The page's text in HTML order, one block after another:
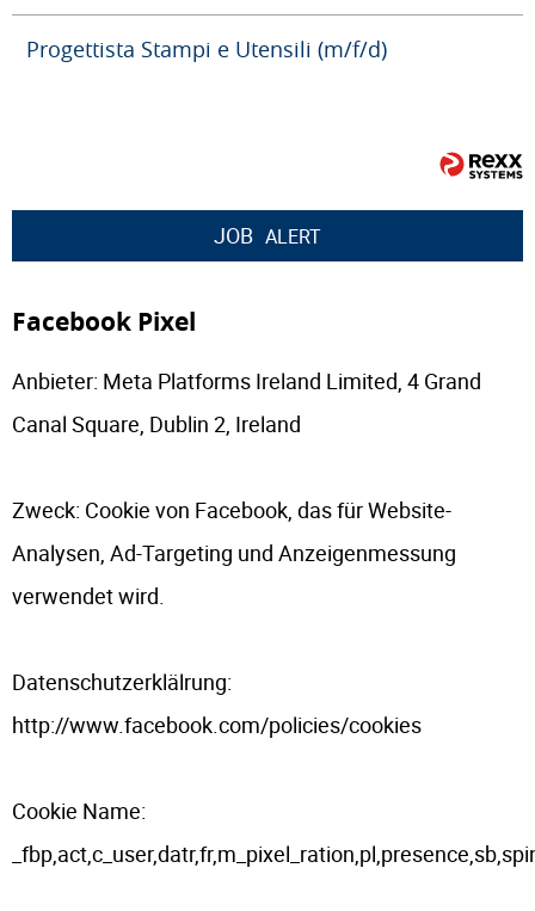
Progettista Stampi e Utensili (m/f/d)
JOB ALERT
Facebook Pixel
Anbieter: Meta Platforms Ireland Limited, 4 Grand
Canal Square, Dublin 2, Ireland
Zweck: Cookie von Facebook, das für Website-
Analysen, Ad-Targeting und Anzeigenmessung
verwendet wird.
Datenschutzerklälrung:
http://www.facebook.com/policies/cookies
Cookie Name: